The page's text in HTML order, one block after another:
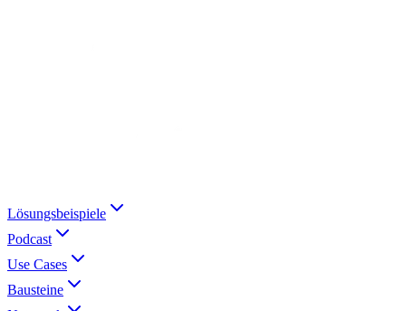
Lösungsbeispiele
Podcast
Use Cases
Bausteine